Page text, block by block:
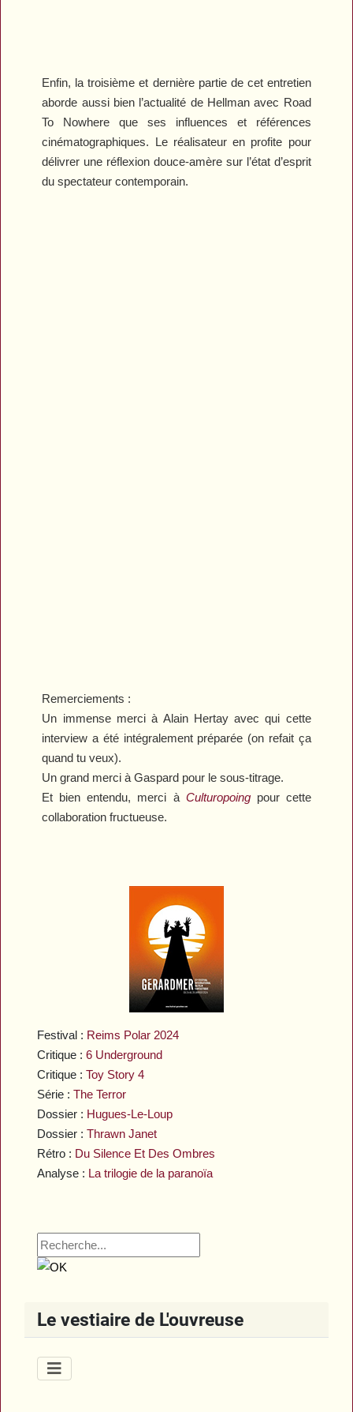
Festival : Reims Polar 2024
Critique :6 Underground
Critique :Toy Story 4
Série :The Terror
Dossier : Hugues-Le-Loup
Dossier :Thrawn Janet
Rétro : Du Silence Et Des Ombres
Analyse : La trilogie de la paranoïa
Le vestiaire de L'ouvreuse
Enfin, la troisième et dernière partie de cet entretien
aborde aussi bien l’actualité de Hellman avec Road
To Nowhere que ses influences et références
cinématographiques. Le réalisateur en profite pour
délivrer une réflexion douce-amère sur l’état d’esprit
du spectateur contemporain.
Remerciements :
Un immense merci à Alain Hertay avec qui cette
interview a été intégralement préparée (on refait ça
quand tu veux).
Un grand merci à Gaspard pour le sous-titrage.
Et bien entendu, merci à Culturopoingpour cette
collaboration fructueuse.